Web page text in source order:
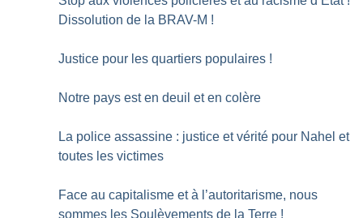
Dissolution de la BRAV-M !
Justice pour les quartiers populaires !
Notre pays est en deuil et en colère
La police assassine : justice et vérité pour Nahel et
toutes les victimes
Face au capitalisme et à l’autoritarisme, nous
sommes les Soulèvements de la Terre !